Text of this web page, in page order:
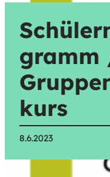
gramm
kurs
8.6.2023